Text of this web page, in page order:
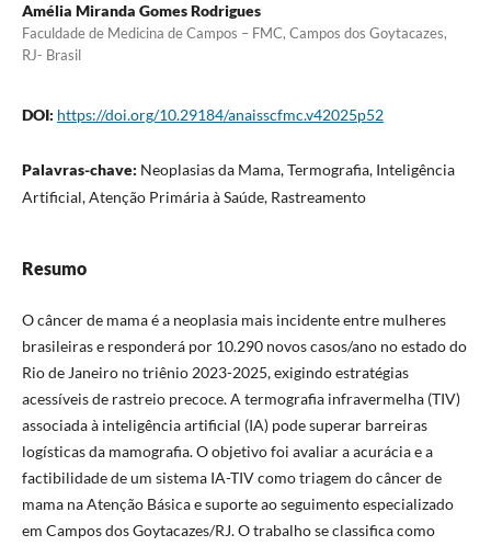
Amélia Miranda Gomes Rodrigues
Faculdade de Medicina de Campos – FMC, Campos dos Goytacazes,
RJ- Brasil
DOI: https://doi.org/10.29184/anaisscfmc.v42025p52
Palavras-chave: Neoplasias da Mama, Termografia, Inteligência
Artificial, Atenção Primária à Saúde, Rastreamento
Resumo
O câncer de mama é a neoplasia mais incidente entre mulheres
brasileiras e responderá por 10.290 novos casos/ano no estado do
Rio de Janeiro no triênio 2023-2025, exigindo estratégias
acessíveis de rastreio precoce. A termografia infravermelha (TIV)
associada à inteligência artificial (IA) pode superar barreiras
logísticas da mamografia. O objetivo foi avaliar a acurácia e a
factibilidade de um sistema IA-TIV como triagem do câncer de
mama na Atenção Básica e suporte ao seguimento especializado
em Campos dos Goytacazes/RJ. O trabalho se classifica como